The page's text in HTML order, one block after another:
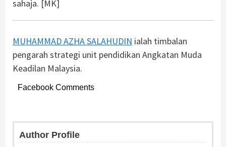
sahaja. [MK]
MUHAMMAD AZHA SALAHUDIN ialah timbalan
pengarah strategi unit pendidikan Angkatan Muda
Keadilan Malaysia.
Facebook Comments
Author Profile